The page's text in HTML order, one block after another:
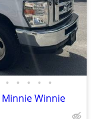
• • • • •
Minnie Winnie